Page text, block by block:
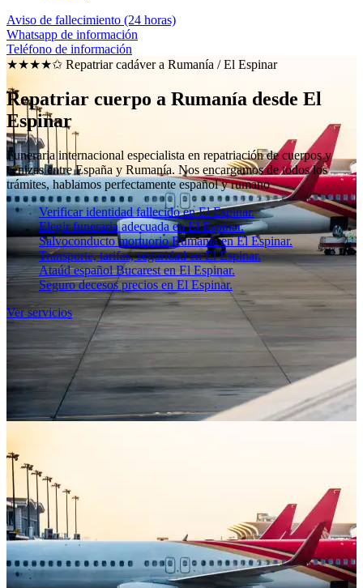
Aviso de fallecimiento (24 horas)
Whatsapp de información
Teléfono de información
★★★★✩ Repatriar cadáver a Rumanía /El Espinar
Repatriar cuerpo a Rumanía desde El
Espinar
Funeraria internacional especialista en repatriación de cuerpos y
cenizas entre España y Rumanía. Nos encargamos de todos los
trámites, hablamos perfectamente español y rumano
Verificar identidad fallecido en El Espinar.
Elegir funeraria adecuada en El Espinar.
Salvoconducto mortuorio Rumanía en El Espinar.
Transporte, tarifas, seguridad en El Espinar.
Ataúd español Bucarest en El Espinar.
Seguro decesos precios en El Espinar.
Ver servicios